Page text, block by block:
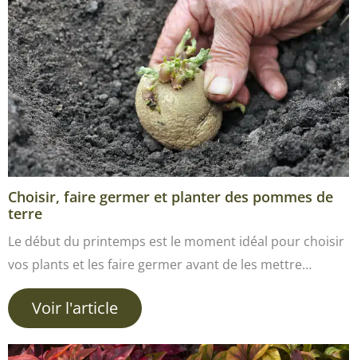
Choisir, faire germer et planter des pommes de
terre
Le début du printemps est le moment idéal pour choisir
vos plants et les faire germer avant de les mettre…
Voir l'article